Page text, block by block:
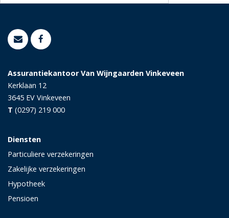
Assurantiekantoor Van Wijngaarden Vinkeveen
Kerklaan 12
3645 EV Vinkeveen
T (0297) 219 000
Diensten
Particuliere verzekeringen
Zakelijke verzekeringen
Hypotheek
Pensioen